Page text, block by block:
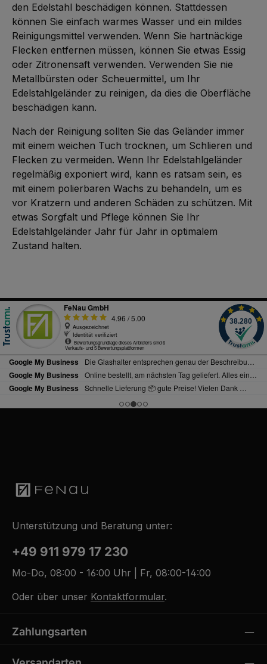
den Edelstahl beschädigen können. Stattdessen
können Sie einfach warmes Wasser und ein mildes
Reinigungsmittel verwenden. Wenn Sie hartnäckige
Flecken entfernen müssen, können Sie etwas Essig
oder Zitronensaft verwenden. Verwenden Sie nie
Metallbürsten oder Scheuermittel, um Ihr
Edelstahlgeländer zu reinigen, da dies die Oberfläche
beschädigen kann.
Nach der Reinigung sollten Sie das Geländer immer
mit einem weichen Tuch trocknen, um Schlieren und
Flecken zu vermeiden. Wenn Ihr Edelstahlgeländer
regelmäßig exponiert wird, kann es ratsam sein, es
mit einem polierbaren Wachs zu behandeln, um es
vor Kratzern und anderen Schäden zu schützen. Mit
etwas Sorgfalt und Pflege können Sie Ihr
Edelstahlgeländer Jahr für Jahr in optimalem
Zustand halten.
Unterstützung und Beratung unter:
+49 911 979 17 230
Mo-Do, 08:00 - 16:00 Uhr | Fr, 08:00-14:00
Oder über unser Kontaktformular.
Zahlungsarten